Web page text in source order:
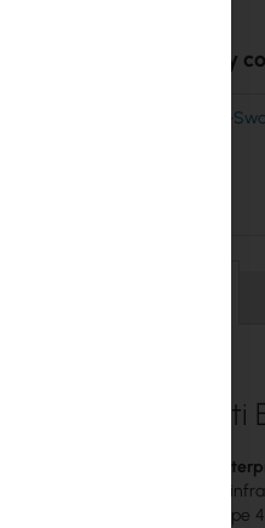
Accesorios y
Ubiquiti - Hot-
Module 600W -
Ubiquiti
enterprise
(802.3bt